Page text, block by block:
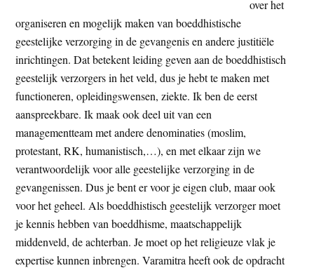
over het
organiseren en mogelijk maken van boeddhistische
geestelijke verzorging in de gevangenis en andere justitiële
inrichtingen. Dat betekent leiding geven aan de boeddhistisch
geestelijk verzorgers in het veld, dus je hebt te maken met
functioneren, opleidingswensen, ziekte. Ik ben de eerst
aanspreekbare. Ik maak ook deel uit van een
managementteam met andere denominaties (moslim,
protestant, RK, humanistisch,…), en met elkaar zijn we
verantwoordelijk voor alle geestelijke verzorging in de
gevangenissen. Dus je bent er voor je eigen club, maar ook
voor het geheel. Als boeddhistisch geestelijk verzorger moet
je kennis hebben van boeddhisme, maatschappelijk
middenveld, de achterban. Je moet op het religieuze vlak je
expertise kunnen inbrengen. Varamitra heeft ook de opdracht